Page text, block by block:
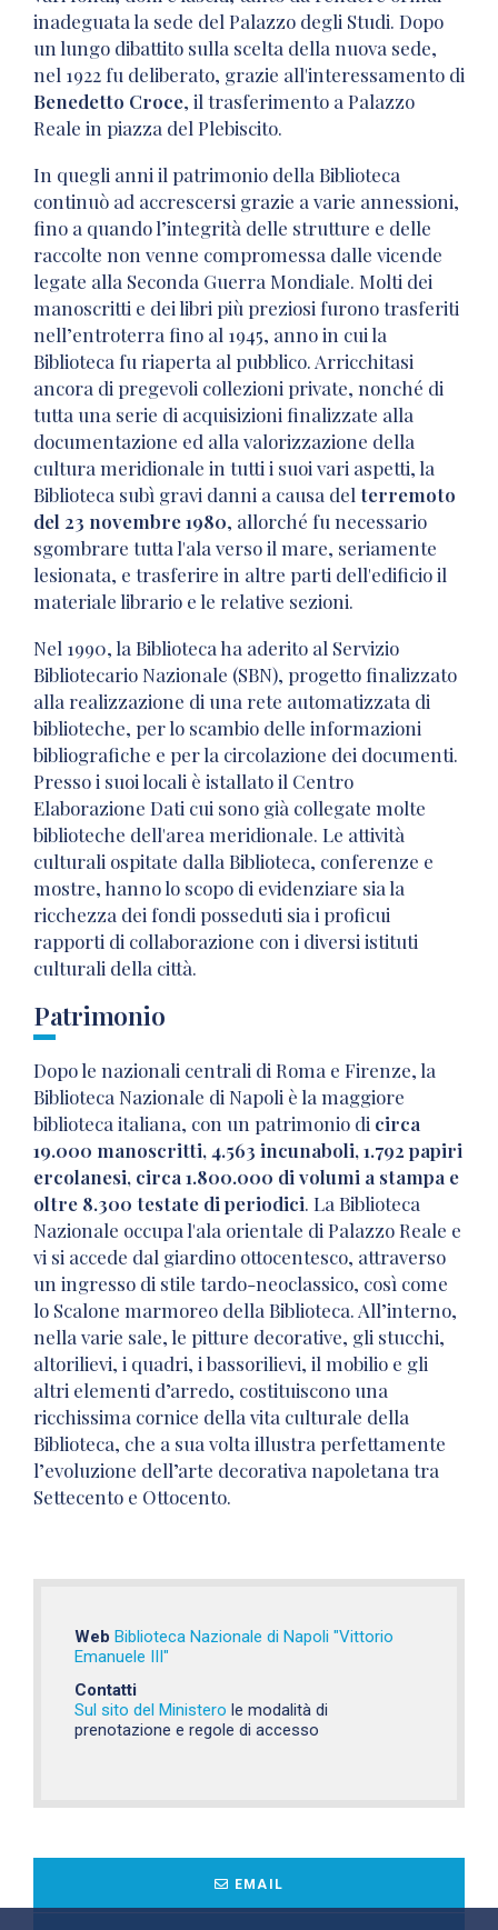
inadeguata la sede del Palazzo degli Studi. Dopo
un lungo dibattito sulla scelta della nuova sede,
nel 1922 fu deliberato, grazie all'interessamento di
Benedetto Croce, il trasferimento a Palazzo
Reale in piazza del Plebiscito.
In quegli anni il patrimonio della Biblioteca
continuò ad accrescersi grazie a varie annessioni,
fino a quando l’integrità delle strutture e delle
raccolte non venne compromessa dalle vicende
legate alla Seconda Guerra Mondiale. Molti dei
manoscritti e dei libri più preziosi furono trasferiti
nell’entroterra fino al 1945, anno in cui la
Biblioteca fu riaperta al pubblico. Arricchitasi
ancora di pregevoli collezioni private, nonché di
tutta una serie di acquisizioni finalizzate alla
documentazione ed alla valorizzazione della
cultura meridionale in tutti i suoi vari aspetti, la
Biblioteca subì gravi danni a causa del terremoto
del 23 novembre 1980, allorché fu necessario
sgombrare tutta l'ala verso il mare, seriamente
lesionata, e trasferire in altre parti dell'edificio il
materiale librario e le relative sezioni.
Nel 1990, la Biblioteca ha aderito al Servizio
Bibliotecario Nazionale (SBN), progetto finalizzato
alla realizzazione di una rete automatizzata di
biblioteche, per lo scambio delle informazioni
bibliografiche e per la circolazione dei documenti.
Presso i suoi locali è istallato il Centro
Elaborazione Dati cui sono già collegate molte
biblioteche dell'area meridionale. Le attività
culturali ospitate dalla Biblioteca, conferenze e
mostre, hanno lo scopo di evidenziare sia la
ricchezza dei fondi posseduti sia i proficui
rapporti di collaborazione con i diversi istituti
culturali della città.
Patrimonio
Dopo le nazionali centrali di Roma e Firenze, la
Biblioteca Nazionale di Napoli è la maggiore
biblioteca italiana, con un patrimonio di circa
19.000 manoscritti, 4.563 incunaboli, 1.792 papiri
ercolanesi, circa 1.800.000 di volumi a stampa e
oltre 8.300 testate di periodici. La Biblioteca
Nazionale occupa l'ala orientale di Palazzo Reale e
vi si accede dal giardino ottocentesco, attraverso
un ingresso di stile tardo-neoclassico, così come
lo Scalone marmoreo della Biblioteca. All’interno,
nella varie sale, le pitture decorative, gli stucchi,
altorilievi, i quadri, i bassorilievi, il mobilio e gli
altri elementi d’arredo, costituiscono una
ricchissima cornice della vita culturale della
Biblioteca, che a sua volta illustra perfettamente
l’evoluzione dell’arte decorativa napoletana tra
Settecento e Ottocento.
Web Biblioteca Nazionale di Napoli "Vittorio
Emanuele III"
Contatti
Sul sito del Ministero le modalità di
prenotazione e regole di accesso
EMAIL